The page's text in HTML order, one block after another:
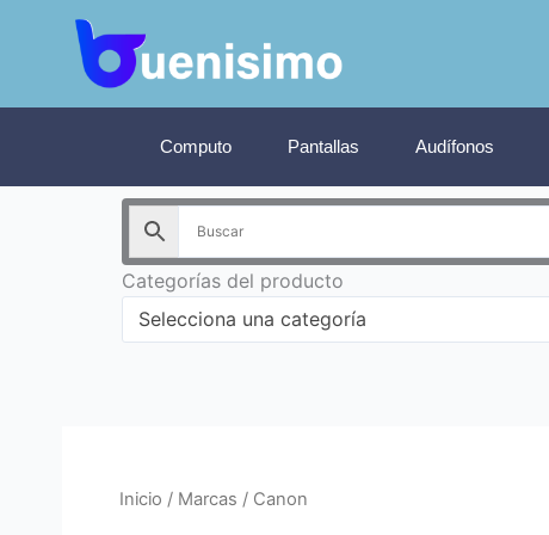
contenido
Computo Pantallas Audífonos
Categorías del producto
Selecciona una categoría
Inicio / Marcas / Canon